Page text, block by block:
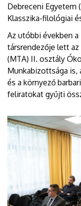
Debreceni Egyetem
Klasszika-filológiai
Az utóbbi években
társrendezője lett az
(MTA) II. osztály
Munkabizottsága is,
és a környező
feliratokat gyűjti